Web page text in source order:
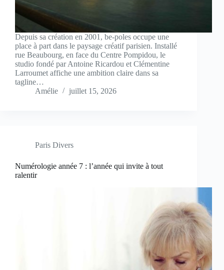
Depuis sa création en 2001, be-poles occupe une
place à part dans le paysage créatif parisien. Installé
rue Beaubourg, en face du Centre Pompidou, le
studio fondé par Antoine Ricardou et Clémentine
Larroumet affiche une ambition claire dans sa
tagline…
Amélie
juillet 15, 2026
Paris Divers
Numérologie année 7 : l’année qui invite à tout
ralentir